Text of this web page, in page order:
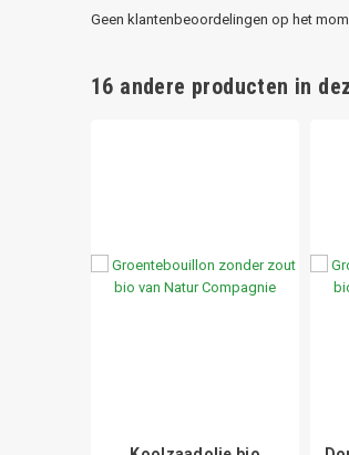
Geen klantenbeoordelingen op het
16 andere producten in